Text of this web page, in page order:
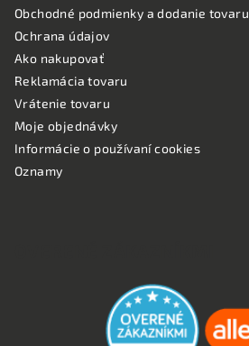
Obchodné podmienky a dodanie tovaru
Ochrana údajov
Ako nakupovať
Reklamácia tovaru
Vrátenie tovaru
Moje objednávky
Informácie o používaní cookies
Oznamy